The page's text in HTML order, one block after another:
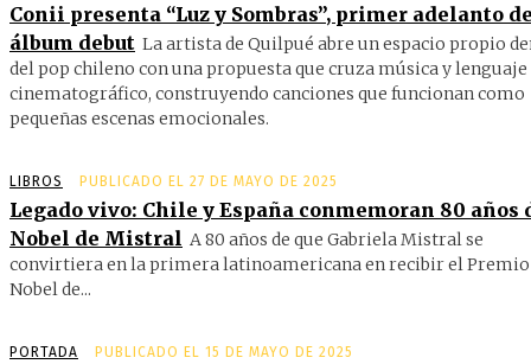
Conii presenta “Luz y Sombras”, primer adelanto
álbum debut La artista de Quilpué abre un espacio propio
del pop chileno con una propuesta que cruza música y lenguaje
cinematográfico, construyendo canciones que funcionan como
pequeñas escenas emocionales.
LIBROS PUBLICADO EL 27 DE MAYO DE 2025
Legado vivo: Chile y España conmemoran 80 años
Nobel de Mistral A 80 años de que Gabriela Mistral se
convirtiera en la primera latinoamericana en recibir el Premio
Nobel de...
PORTADA PUBLICADO EL 15 DE MAYO DE 2025